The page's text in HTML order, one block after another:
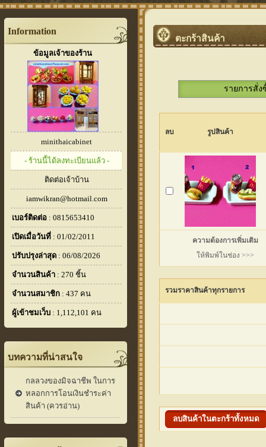
Information
ข้อมูลเจ้าของร้าน
minithaicabinet
- ร้านนี้ได้ลงทะเบียนแล้ว -
ติดต่อเจ้าบ้าน
iamwikran@hotmail.com
เบอร์ติดต่อ : 0815653410
เปิดเมื่อวันที่ : 01/02/2011
ปรับปรุงล่าสุด : 06/08/2026
จำนวนสินค้า : 270 ชิ้น
จำนวนสมาชิก : 437 คน
ผู้เข้าชมเว็บ : 1,112,101 คน
บทความที่น่าสนใจ
กลลวงของมิจฉาชีพ ในการ
หลอกการโอนเงินชำระค่า
สินค้า (ควรอ่าน)
ตะกร้าสินค้า
รายการสั่ง
ลบ รูปสินค้า
ความต้องการเพิ่มเติม
ให้พิมพ์ในช่อง >>>
รวมราคาสินค้าทุกรายการ